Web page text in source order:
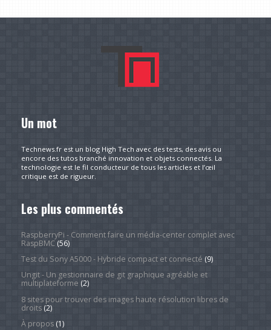
Un mot
Technews.fr est un blog High Tech avec des tests, des avis ou
encore des tutos branché innovation et objets connectés. La
technologie est le fil conducteur de tous les articles et l’œil
critique est de rigueur.
Les plus commentés
RaspberryPi - Comment faire un média-center complet avec
RaspBMC(56)
Test du Sony A5000 - Hybride compact et connecté (9)
Ungit - Un gestionnaire de git graphique agréable et
multiplateforme (2)
8 sites pour trouver des images haute résolution libres de
droits(2)
À propos(1)